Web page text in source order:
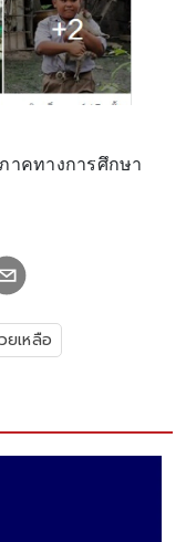
าคทางการศึกษา
ยเหลือ